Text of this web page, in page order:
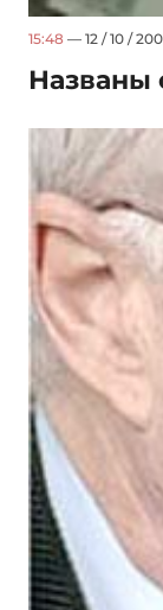
15:48 — 12 / 10 /
Названы